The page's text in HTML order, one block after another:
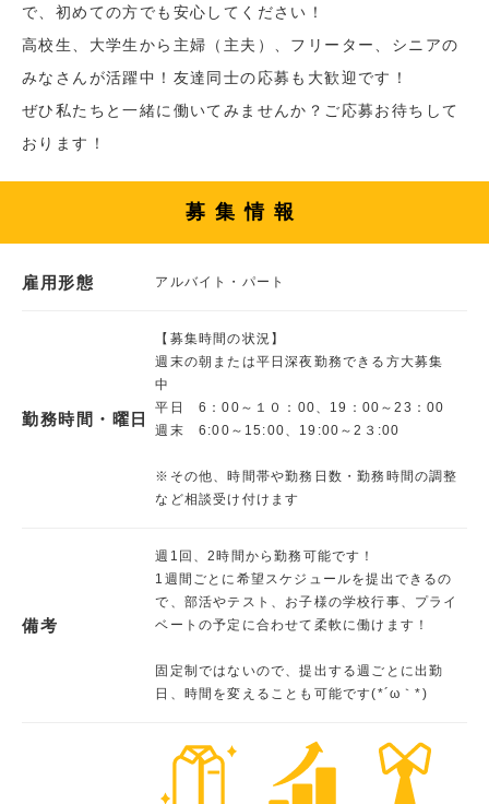
で、初めての方でも安心してください！
高校生、大学生から主婦（主夫）、フリーター、シニアの
みなさんが活躍中！友達同士の応募も大歓迎です！
ぜひ私たちと一緒に働いてみませんか？ご応募お待ちして
おります！
募集情報
雇用形態 アルバイト・パート
勤務時間・曜日
【募集時間の状況】
週末の朝または平日深夜勤務できる方大募集
中
平日 6：00～１０：00、19：00～23：00
週末 6:00～15:00、19:00～2３:00
※その他、時間帯や勤務日数・勤務時間の調整
など相談受け付けます
備考
週1回、2時間から勤務可能です！
1週間ごとに希望スケジュールを提出できるの
で、部活やテスト、お子様の学校行事、プライ
ベートの予定に合わせて柔軟に働けます！
固定制ではないので、提出する週ごとに出勤
日、時間を変えることも可能です(*´ω｀*)